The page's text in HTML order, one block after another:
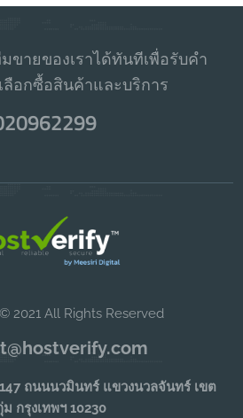
ายของเราได้ทันทีเพื่อรับคำ
ลือกซื้อสินค้าและบริการ
2021 All Rights Reserved
ถนนนวมินทร์ แขวงนวลจันทร์ เขต
ม กรุงเทพฯ 10230